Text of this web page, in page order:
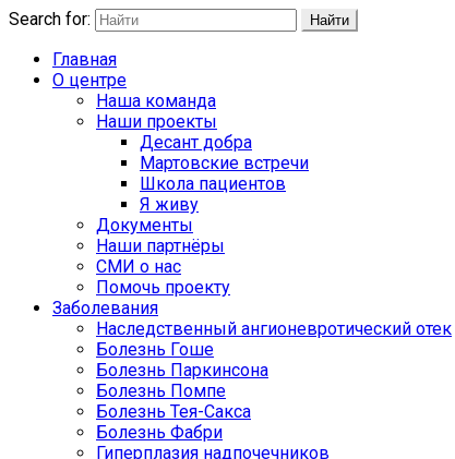
Search for: Найти
Главная
О центре
Наша команда
Наши проекты
Десант добра
Мартовские встречи
Школа пациентов
Я живу
Документы
Наши партнёры
СМИ о нас
Помочь проекту
Заболевания
Наследственный ангионевротический отек
Болезнь Гоше
Болезнь Паркинсона
Болезнь Помпе
Болезнь Тея-Сакса
Болезнь Фабри
Гиперплазия надпочечников